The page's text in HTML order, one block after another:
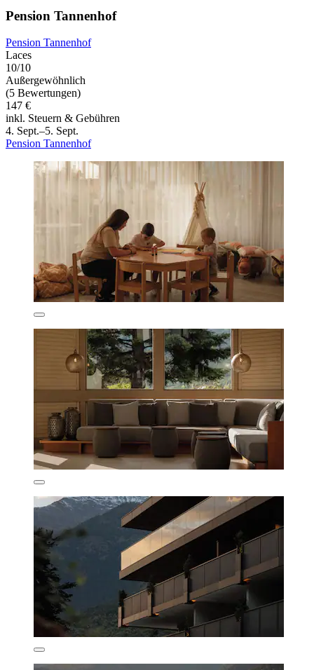
Pension Tannenhof
Pension Tannenhof
Laces
10/10
Außergewöhnlich
(5 Bewertungen)
147 €
inkl. Steuern & Gebühren
4. Sept.–5. Sept.
Pension Tannenhof